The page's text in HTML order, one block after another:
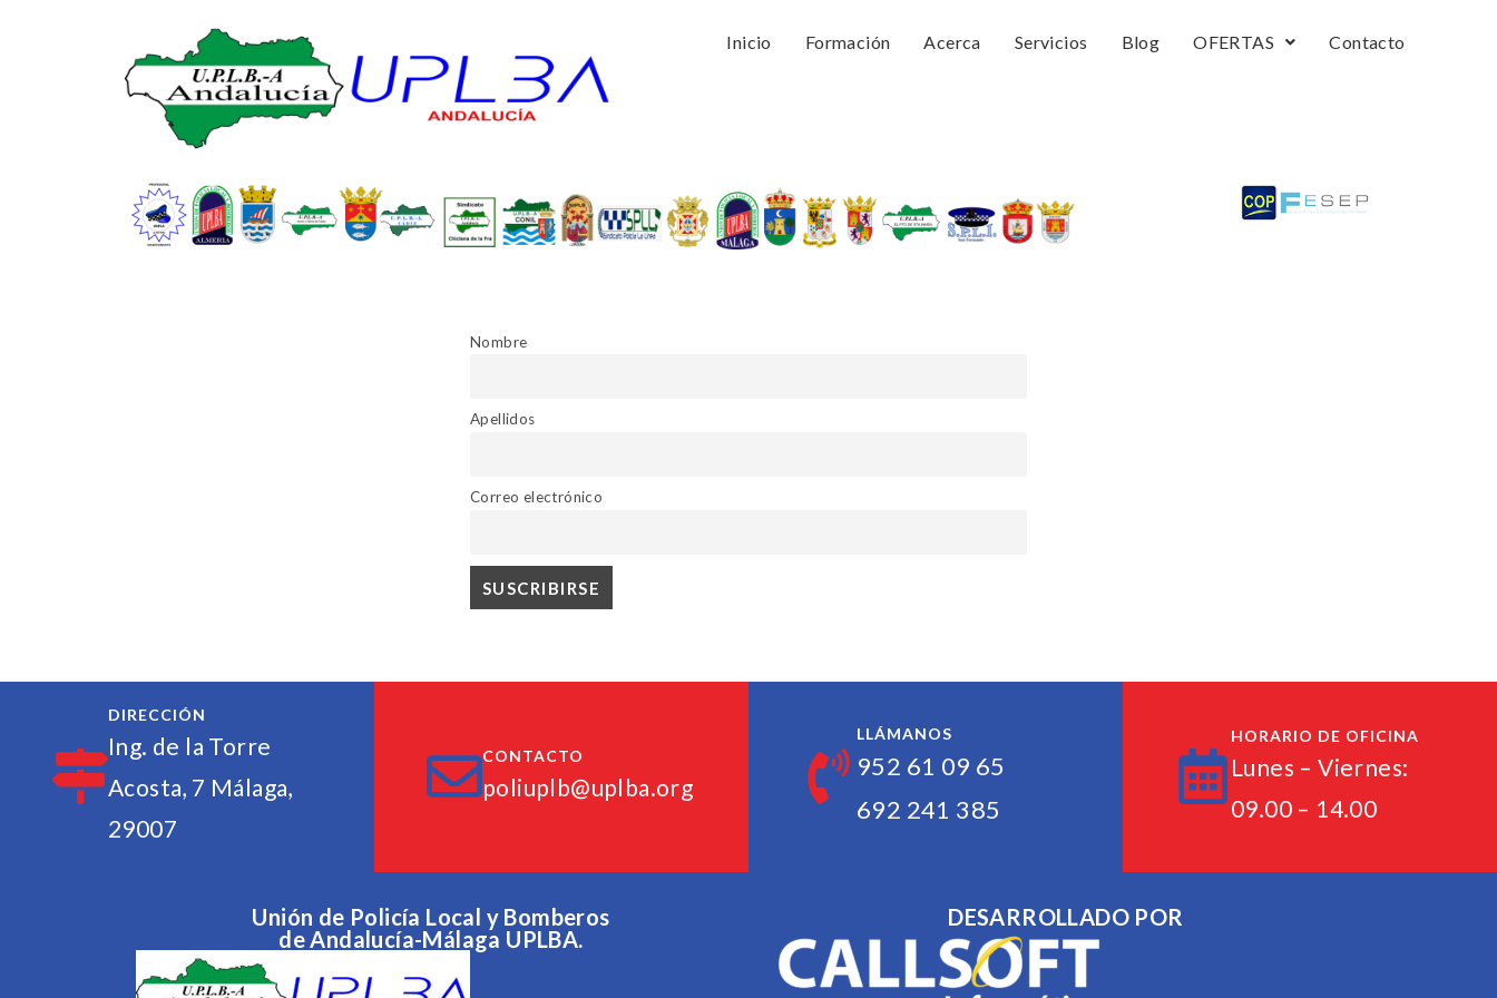
Inicio Formación Acerca Servicios Blog OFERTAS Contacto
Nombre
Apellidos
Correo electrónico
DIRECCIÓN
Ing. de la Torre
Acosta, 7 Málaga,
29007
CONTACTO
poliuplb@uplba.org
LLÁMANOS
952 61 09 65
692 241 385
HORARIO DE OFICINA
Lunes – Viernes:
09.00 – 14.00
Unión de Policía Local y Bomberos
de Andalucía-Málaga UPLBA.
DESARROLLADO POR